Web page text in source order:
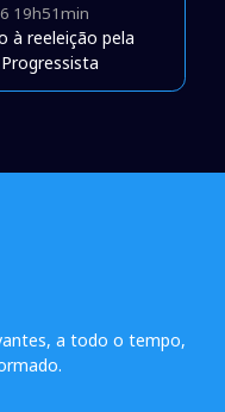
19h51min
à reeleição pela
a todo o tempo,